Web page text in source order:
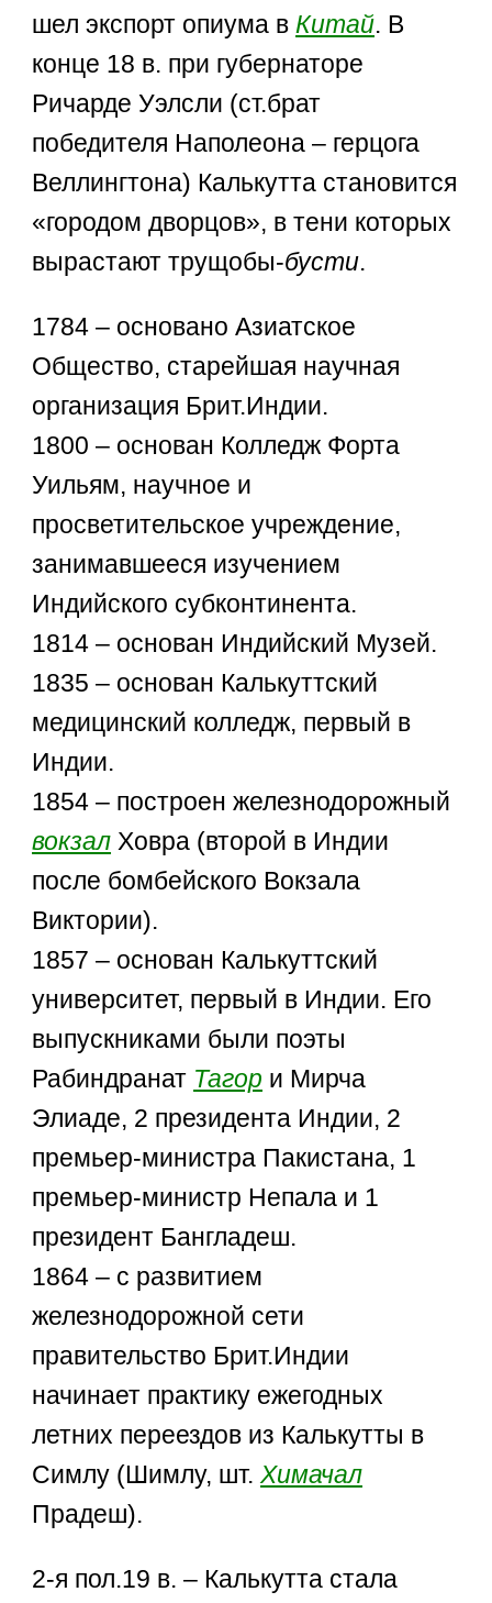
шел экспорт опиума в Китай. В
конце 18 в. при губернаторе
Ричарде Уэлсли (ст.брат
победителя Наполеона – герцога
Веллингтона) Калькутта становится
«городом дворцов», в тени которых
вырастают трущобы-бусти.
1784 – основано Азиатское
Общество, старейшая научная
организация Брит.Индии.
1800 – основан Колледж Форта
Уильям, научное и
просветительское учреждение,
занимавшееся изучением
Индийского субконтинента.
1814 – основан Индийский Музей.
1835 – основан Калькуттский
медицинский колледж, первый в
Индии.
1854 – построен железнодорожный
вокзал Ховра (второй в Индии
после бомбейского Вокзала
Виктории).
1857 – основан Калькуттский
университет, первый в Индии. Его
выпускниками были поэты
Рабиндранат Тагор и Мирча
Элиаде, 2 президента Индии, 2
премьер-министра Пакистана, 1
премьер-министр Непала и 1
президент Бангладеш.
1864 – с развитием
железнодорожной сети
правительство Брит.Индии
начинает практику ежегодных
летних переездов из Калькутты в
Симлу (Шимлу, шт.Химачал
Прадеш).
2-я пол.19 в. – Калькутта стала